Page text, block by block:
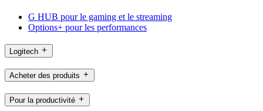
G HUB pour le gaming et le streaming
Options+ pour les performances
Logitech
Acheter des produits
Pour la productivité